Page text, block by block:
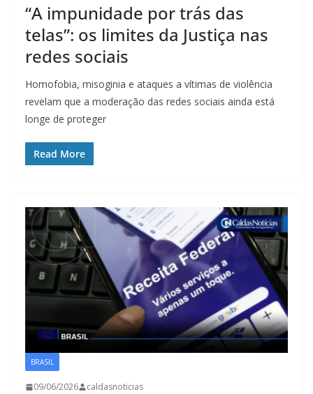
“A impunidade por trás das
telas”: os limites da Justiça nas
redes sociais
Homofobia, misoginia e ataques a vítimas de violência
revelam que a moderação das redes sociais ainda está
longe de proteger
Read More
BRASIL
09/06/2026 caldasnoticias